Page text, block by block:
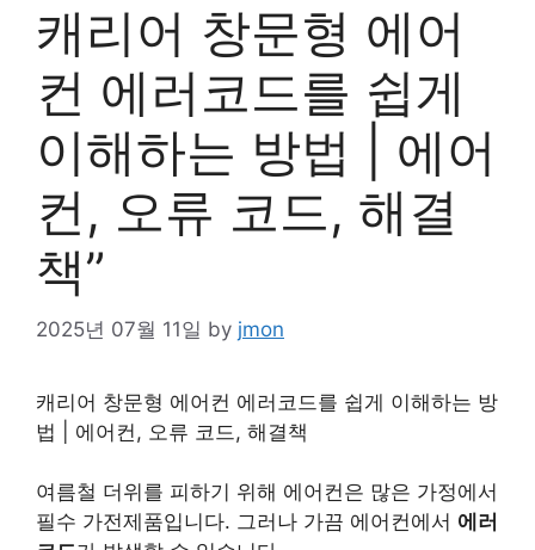
캐리어 창문형 에어
컨 에러코드를 쉽게
이해하는 방법 | 에어
컨, 오류 코드, 해결
책”
2025년 07월 11일 by jmon
캐리어 창문형 에어컨 에러코드를 쉽게 이해하는 방
법 | 에어컨, 오류 코드, 해결책
여름철 더위를 피하기 위해 에어컨은 많은 가정에서
필수 가전제품입니다. 그러나 가끔 에어컨에서 에러